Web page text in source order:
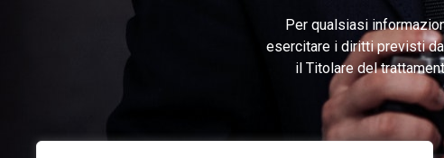
Per qualsiasi
esercitare i diritti previsti
il Titolare del